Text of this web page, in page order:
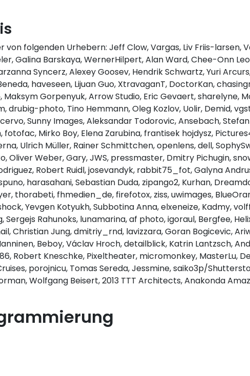
folgenden Urhebern: Jeff Clow, Vargas, Liv Friis-larsen,
Galina Barskaya, WernerHilpert, Alan Ward, Chee-Onn
Syncerz, Alexey Goosev, Hendrik Schwartz, Yuri
haveseen, Lijuan Guo, XtravaganT, DoctorKan,
Gorpenyuk, Arrow Studio, Eric Gevaert, sharelyne,
drubig-photo, Tino Hemmann, Oleg Kozlov, Uolir, Demid,
Sunny Images, Aleksandar Todorovic, Ansebach,
fotofac, Mirko Boy, Elena Zarubina, frantisek hojdysz,
Ulrich Müller, Rainer Schmittchen, openlens, dell,
Oliver Weber, Gary, JWS, pressmaster, Dmitry Pichugin,
Robert Ruidl, josevandyk, rabbit75_fot, Galyna
harasahani, Sebastian Duda, zipango2, Kurhan,
thorabeti, fhmedien_de, firefotox, ziss, uwimages,
Yevgen Kotyukh, Subbotina Anna, elxeneize, Kadmy,
Sergejs Rahunoks, lunamarina, af photo, igoraul, Bergfee,
Christian Jung, dmitriy_rnd, lavizzara, Goran Bogicevic,
Beboy, Václav Hroch, detailblick, Katrin Lantzsch,
Robert Kneschke, Pixeltheater, micromonkey, MasterLu,
porojnicu, Tomas Sereda, Jessmine, saiko3p/
Wolfgang Beisert, 2013 TTT Architects, Anakonda